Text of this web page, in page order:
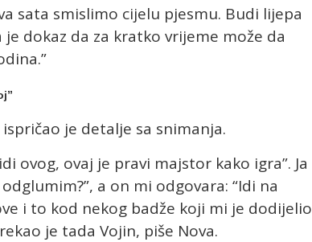
sata smislimo cijelu pjesmu. Budi lijepa
dokaz da za kratko vrijeme može da
je detalje sa snimanja.
ovog, ovaj je pravi majstor kako igra”. Ja
a on mi odgovara: “Idi na
i to kod nekog badže koji mi je dodijelio
je tada Vojin, piše Nova.